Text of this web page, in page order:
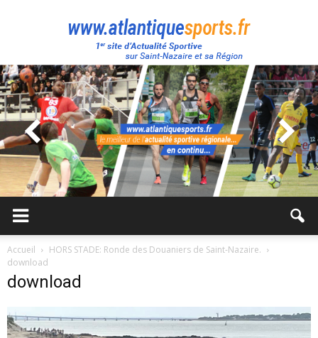
Atlantique
Sport
Accueil
HORS STADE: Ronde des Douaniers de Saint-Nazaire.
download
download